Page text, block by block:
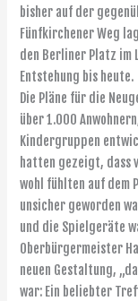
bisher auf der
Fünfkirchener Weg
den Berliner Platz im
Entstehung bis heute.
Die Pläne für die
über 1.000
Kindergruppen
hatten gezeigt, dass
wohl fühlten auf dem
unsicher geworden
und die Spielgeräte
Oberbürgermeister
neuen Gestaltung,
war: Ein beliebter